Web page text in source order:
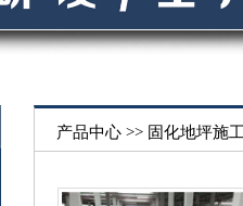
产品中心 >> 固化地坪施